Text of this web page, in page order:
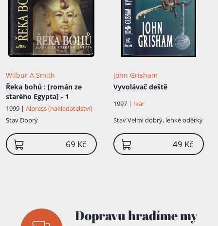
Wilbur A Smith
Řeka bohů : [román ze
starého Egypta] - 1
1999 | Alpress (nakladatelství)
Stav Dobrý
69 Kč
John Grisham
Vyvolávač deště
1997 | Ikar
StavVelmi dobrý, lehké oděrky
49 Kč
Dopravu hradíme my